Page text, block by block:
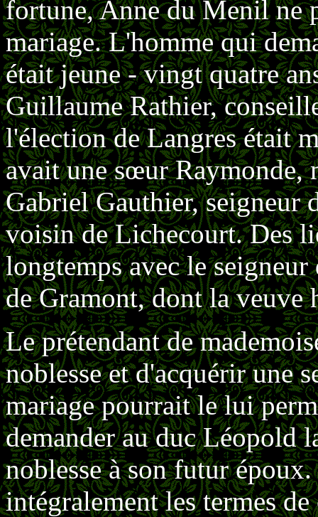
fortune, Anne du Menil ne
mariage. L'homme qui
était jeune - vingt quatre
Guillaume Rathier,
l'élection de Langres était
avait une sœur Raymonde,
Gabriel Gauthier,
voisin de Lichecourt. Des
long­temps avec le
de Gramont, dont la veuve
Le prétendant de
noblesse et d'acquérir une
mariage pourrait le lui
demander au duc Léopold
noblesse à son futur
intégralement les termes de